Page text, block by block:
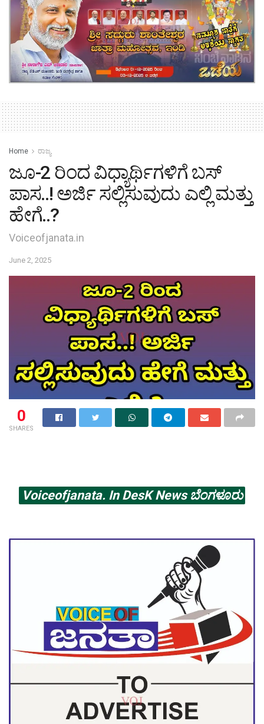
Home ರಾಜ್ಯ
ಜೂ-2 ರಿಂದ ವಿಧ್ಯಾರ್ಥಿಗಳಿಗೆ ಬಸ್
ಪಾಸ..! ಅರ್ಜಿ ಸಲ್ಲಿಸುವುದು ಎಲ್ಲಿ ಮತ್ತು
ಹೇಗೆ..?
Voiceofjanata.in
June 2, 2025
0
SHARES
Voiceofjanata. In DesK News ಬೆಂಗಳೂರು